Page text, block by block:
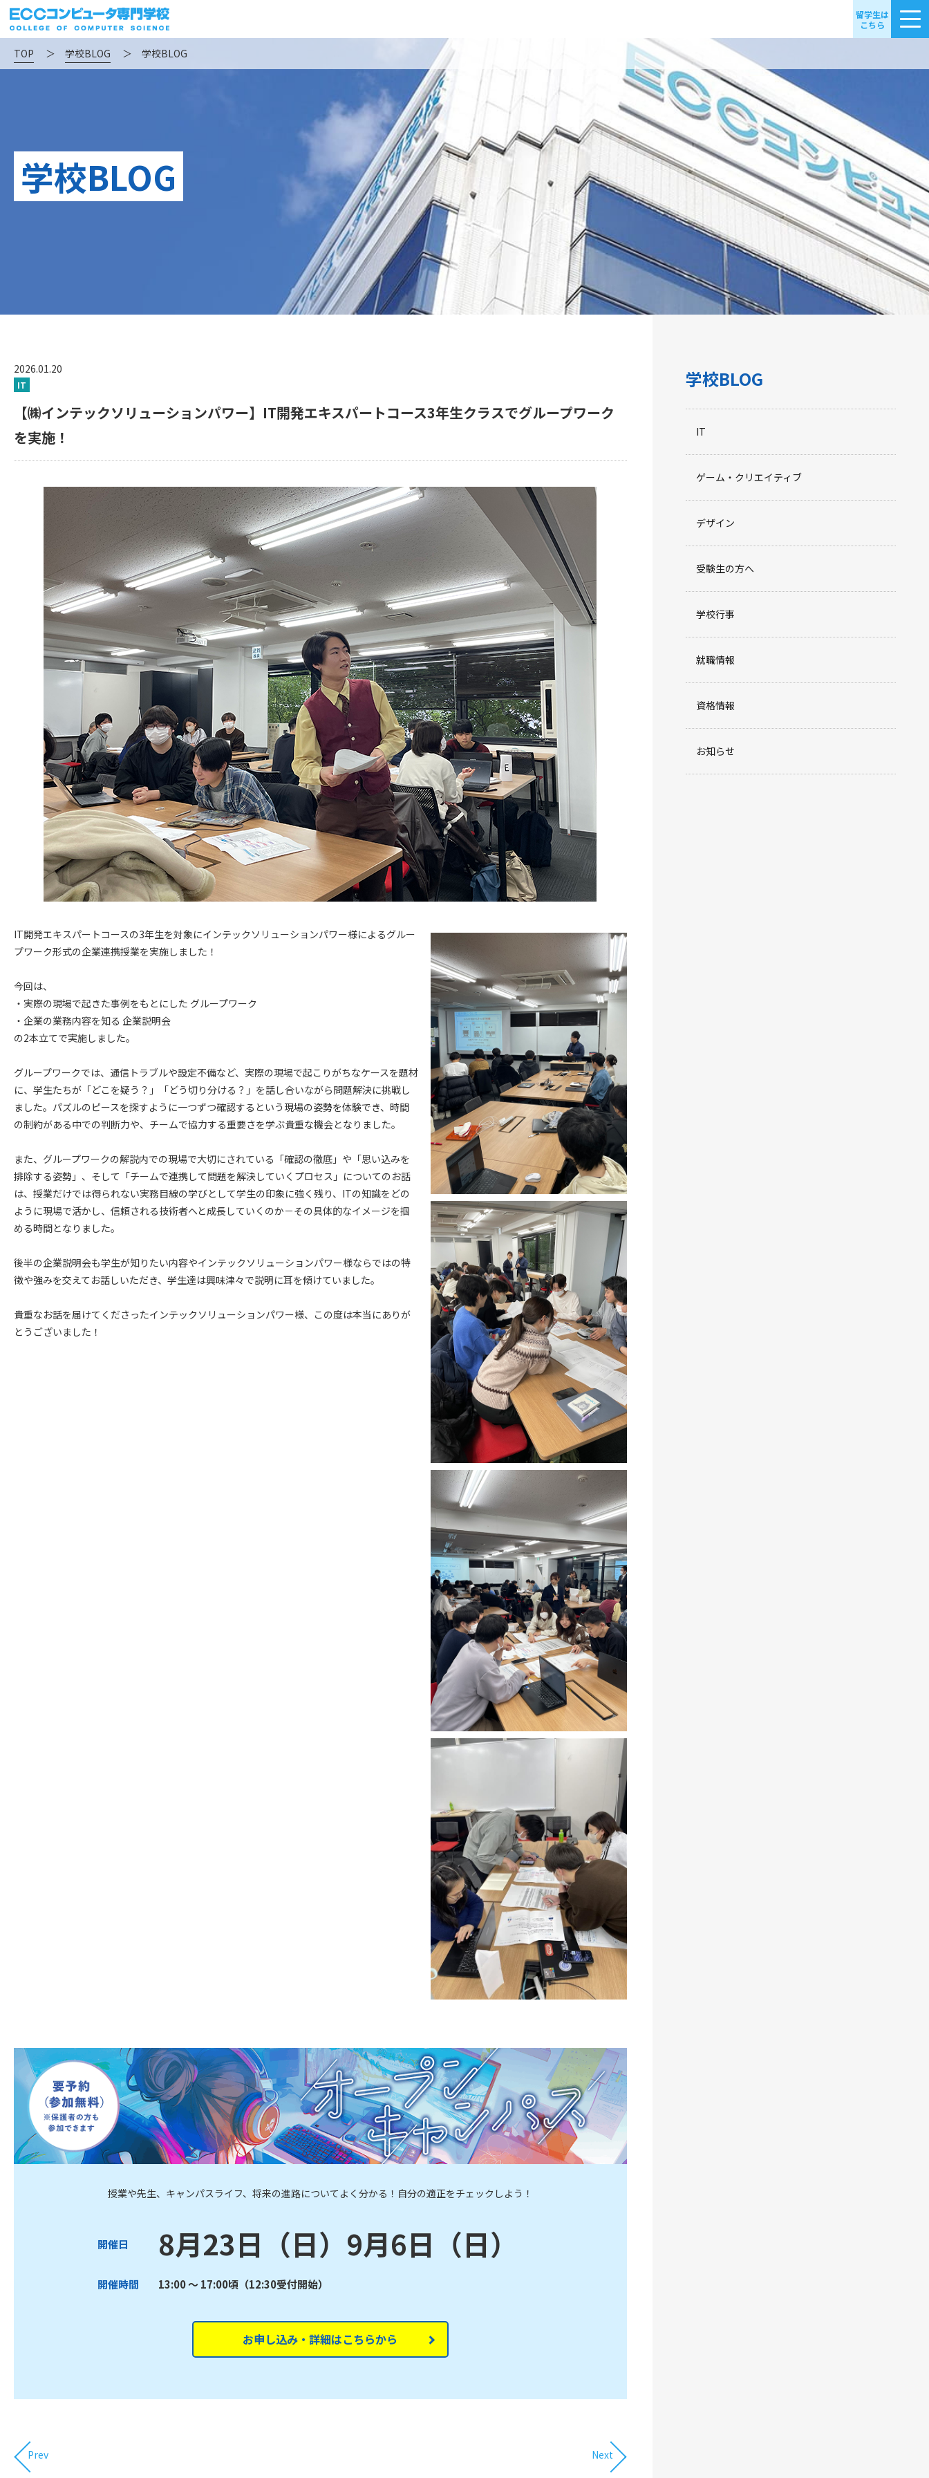
留学生は
こちら
TOP ＞ 学校BLOG ＞ 学校BLOG
学校BLOG
2026.01.20
IT
【㈱インテックソリューションパワー】IT開発エキスパートコース3年生クラスでグループワーク
を実施！
IT開発エキスパートコースの3年生を対象にインテックソリューションパワー様によるグルー
プワーク形式の企業連携授業を実施しました！
今回は、
・実際の現場で起きた事例をもとにした グループワーク
・企業の業務内容を知る 企業説明会
の2本立てで実施しました。
グループワークでは、通信トラブルや設定不備など、実際の現場で起こりがちなケースを題材
に、学生たちが「どこを疑う？」「どう切り分ける？」を話し合いながら問題解決に挑戦し
ました。パズルのピースを探すように一つずつ確認するという現場の姿勢を体験でき、時間
の制約がある中での判断力や、チームで協力する重要さを学ぶ貴重な機会となりました。
また、グループワークの解説内での現場で大切にされている「確認の徹底」や「思い込みを
排除する姿勢」、そして「チームで連携して問題を解決していくプロセス」についてのお話
は、授業だけでは得られない実務目線の学びとして学生の印象に強く残り、ITの知識をどの
ように現場で活かし、信頼される技術者へと成長していくのか－その具体的なイメージを掴
める時間となりました。
後半の企業説明会も学生が知りたい内容やインテックソリューションパワー様ならではの特
徴や強みを交えてお話しいただき、学生達は興味津々で説明に耳を傾けていました。
貴重なお話を届けてくださったインテックソリューションパワー様、この度は本当にありが
とうございました！
授業や先生、キャンパスライフ、将来の進路についてよく分かる！自分の適正をチェックしよう！
開催日 8月23日（日）9月6日（日）
開催時間 13:00 ～ 17:00頃（12:30受付開始）
お申し込み・詳細はこちらから
Prev Next
学校BLOG
IT
ゲーム・クリエイティブ
デザイン
受験生の方へ
学校行事
就職情報
資格情報
お知らせ